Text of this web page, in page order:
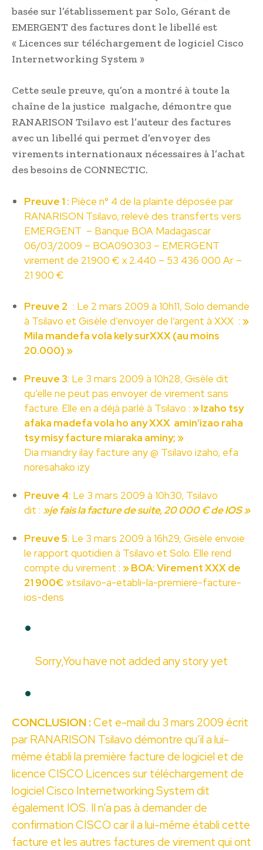
basée sur l’établissement par Solo, Gérant de
EMERGENT des factures dont le libellé est
« Licences sur téléchargement de logiciel Cisco
Internetworking System »
Cette seule preuve, qu’on a montré à toute la
chaîne de la justice malgache, démontre que
RANARISON Tsilavo est l’auteur des factures
avec un libellé qui permet d’envoyer des
virements internationaux nécessaires à l’achat
des besoins de CONNECTIC.
Preuve 1 : Pièce n° 4 de la plainte déposée par
RANARISON Tsilavo, relevé des transferts vers
EMERGENT – Banque BOA Madagascar
06/03/2009 – BOA090303 – EMERGENT
virement de 21.900 € x 2.440 – 53 436 000 Ar –
21 900 €
Preuve 2 : Le 2 mars 2009 à 10h11, Solo demande
à Tsilavo et Gisèle d’envoyer de l’argent à XXX : »
Mila mandefa vola kely surXXX (au moins
20.000) »
Preuve 3: Le 3 mars 2009 à 10h28, Gisèle dit
qu’elle ne peut pas envoyer de virement sans
facture. Elle en a déjà parlé à Tsilavo : »Izaho tsy
afaka madefa vola ho any XXX amin’izao raha
tsy misy facture miaraka aminy; »
Dia miandry ilay facture any @ Tsilavo izaho, efa
noresahako izy
Preuve 4: Le 3 mars 2009 à 10h30, Tsilavo
dit : »je fais la facture de suite, 20 000 € de IOS »
Preuve 5: Le 3 mars 2009 à 16h29, Gisèle envoie
le rapport quotidien à Tsilavo et Solo. Elle rend
compte du virement : »BOA: Virement XXX de
21 900€ »tsilavo-a-etabli-la-premiere-facture-
ios-dens
Sorry,You have not added any story yet
CONCLUSION :Cet e-mail du 3 mars 2009 écrit
par RANARISON Tsilavo démontre qu’il a lui-
même établi la première facture de logiciel et de
licence CISCO Licences sur téléchargement de
logiciel Cisco Internetworking System dit
également IOS. Il n’a pas à demander de
confirmation CISCO car il a lui-même établi cette
facture et les autres factures de virement qui ont